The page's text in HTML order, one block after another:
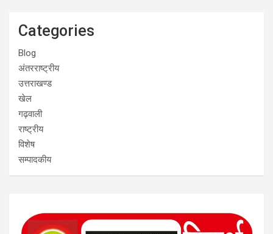
Categories
Blog
अंतरराष्ट्रीय
उत्तराखण्ड
खेल
गढ़वाली
राष्ट्रीय
विशेष
सम्पादकीय